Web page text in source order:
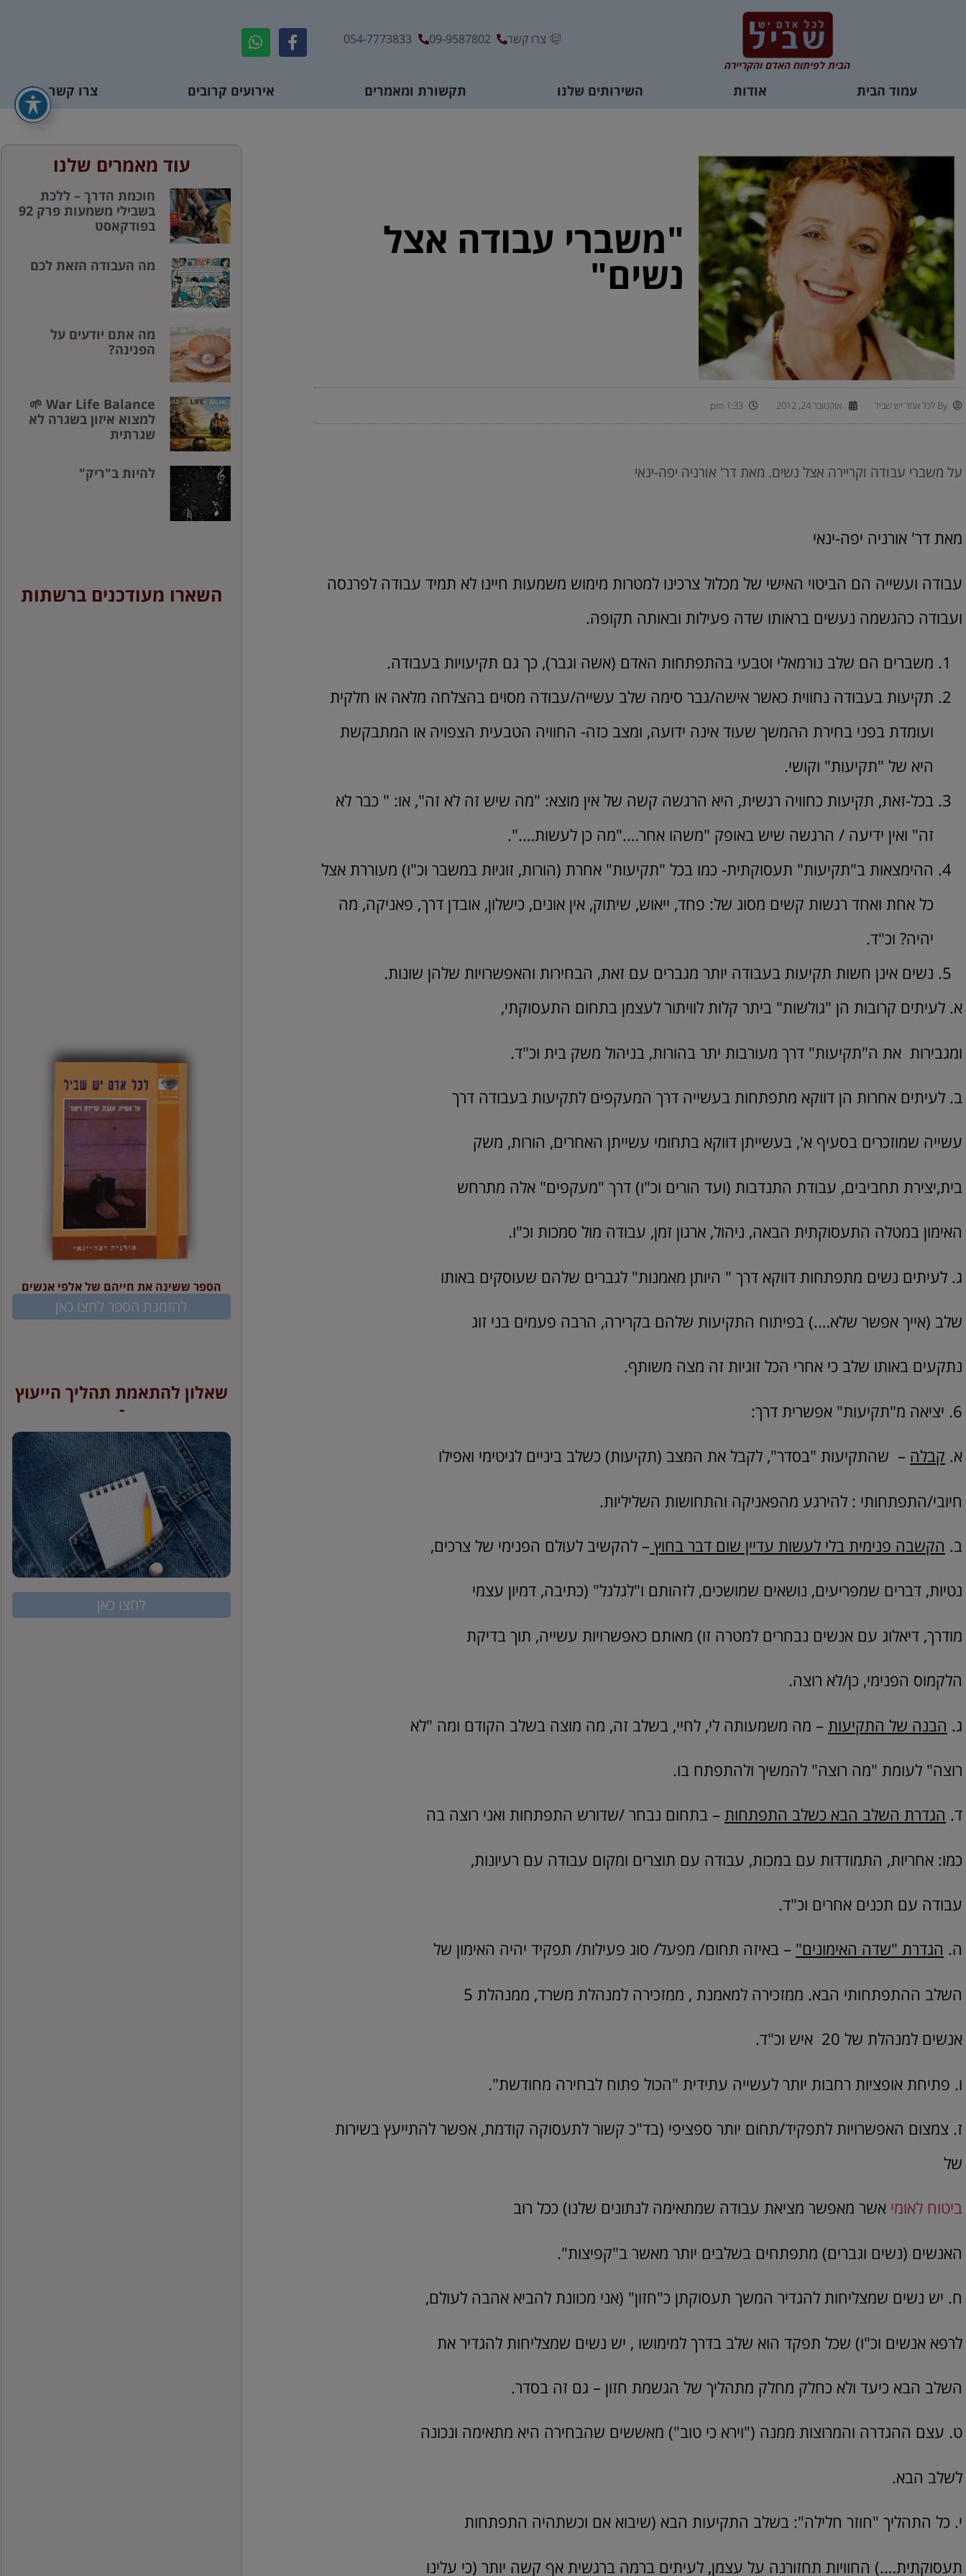
הבית לפיתוח האדם והקריירה
צרו קשר 09-9587802
054-7773833
עמוד הבית אודות השירותים שלנו תקשורת ומאמרים אירועים קרובים צרו קשר
"משברי עבודה אצל
נשים"
By לכל אתר יש שביל אוקטובר 24, 2012 1:33 pm
על משברי עבודה וקריירה אצל נשים. מאת דר' אורניה יפה-ינאי
מאת דר' אורניה יפה-ינאי
עבודה ועשייה הם הביטוי האישי של מכלול צרכינו למטרות מימוש משמעות חיינו לא תמיד עבודה לפרנסה
ועבודה כהגשמה נעשים בראותו שדה פעילות ובאותה תקופה.
משברים הם שלב נורמאלי וטבעי בהתפתחות האדם (אשה וגבר), כך גם תקיעויות בעבודה.
תקיעות בעבודה נחווית כאשר אישה/גבר סימה שלב עשייה/עבודה מסוים בהצלחה מלאה או חלקית
ועומדת בפני בחירת ההמשך שעוד אינה ידועה, ומצב כזה- החוויה הטבעית הצפויה או המתבקשת
היא של "תקיעות" וקושי.
בכל-זאת, תקיעות כחוויה רגשית, היא הרגשה קשה של אין מוצא: "מה שיש זה לא זה", או: " כבר לא
זה" ואין ידיעה / הרגשה שיש באופק "משהו אחר…."מה כן לעשות….".
ההימצאות ב"תקיעות" תעסוקתית- כמו בכל "תקיעות" אחרת (הורות, זוגיות במשבר וכ"ו) מעוררת אצל
כל אחת ואחד רגשות קשים מסוג של: פחד, ייאוש, שיתוק, אין אונים, כישלון, אובדן דרך, פאניקה, מה
יהיה? וכ"ד.
נשים אינן חשות תקיעות בעבודה יותר מגברים עם זאת, הבחירות והאפשרויות שלהן שונות.
א. לעיתים קרובות הן "גולשות" ביתר קלות לוויתור לעצמן בתחום התעסוקתי,
ומגבירות את ה"תקיעות" דרך מעורבות יתר בהורות, בניהול משק בית וכ"ד.
ב. לעיתים אחרות הן דווקא מתפתחות בעשייה דרך המעקפים לתקיעות בעבודה דרך
עשייה שמוזכרים בסעיף א', בעשייתן דווקא בתחומי עשייתן האחרים, הורות, משק
בית,יצירת תחביבים, עבודת התנדבות (ועד הורים וכ"ו) דרך "מעקפים" אלה מתרחש
האימון במטלה התעסוקתית הבאה, ניהול, ארגון זמן, עבודה מול סמכות וכ"ו.
ג. לעיתים נשים מתפתחות דווקא דרך " היותן מאמנות" לגברים שלהם שעוסקים באותו
שלב (אייך אפשר שלא….) בפיתוח התקיעות שלהם בקרירה, הרבה פעמים בני זוג
נתקעים באותו שלב כי אחרי הכל זוגיות זה מצה משותף.
6. יציאה מ"תקיעות" אפשרית דרך:
א. קבלה – שהתקיעות "בסדר", לקבל את המצב (תקיעות) כשלב ביניים לגיטימי ואפילו
חיובי/התפתחותי : להירגע מהפאניקה והתחושות השליליות.
ב. הקשבה פנימית בלי לעשות עדיין שום דבר בחוץ – להקשיב לעולם הפנימי של צרכים,
נטיות, דברים שמפריעים, נושאים שמושכים, לזהותם ו"לגלגל" (כתיבה, דמיון עצמי
מודרך, דיאלוג עם אנשים נבחרים למטרה זו) מאותם כאפשרויות עשייה, תוך בדיקת
הלקמוס הפנימי, כן/לא רוצה.
ג. הבנה של התקיעות – מה משמעותה לי, לחיי, בשלב זה, מה מוצה בשלב הקודם ומה "לא
רוצה" לעומת "מה רוצה" להמשיך ולהתפתח בו.
ד. הגדרת השלב הבא כשלב התפתחות – בתחום נבחר /שדורש התפתחות ואני רוצה בה
כמו: אחריות, התמודדות עם במכות, עבודה עם תוצרים ומקום עבודה עם רעיונות,
עבודה עם תכנים אחרים וכ"ד.
ה. הגדרת "שדה האימונים" – באיזה תחום/ מפעל/ סוג פעילות/ תפקיד יהיה האימון של
השלב ההתפתחותי הבא. ממזכירה למאמנת , ממזכירה למנהלת משרד, ממנהלת 5
אנשים למנהלת של 20 איש וכ"ד.
ו. פתיחת אופציות רחבות יותר לעשייה עתידית "הכול פתוח לבחירה מחודשת".
ז. צמצום האפשרויות לתפקיד/תחום יותר ספציפי (בד"כ קשור לתעסוקה קודמת, אפשר להתייעץ בשירות
של
ביטוח לאומי אשר מאפשר מציאת עבודה שמתאימה לנתונים שלנו) ככל רוב
האנשים (נשים וגברים) מתפתחים בשלבים יותר מאשר ב"קפיצות".
ח. יש נשים שמצליחות להגדיר המשך תעסוקתן כ"חזון" (אני מכוונת להביא אהבה לעולם,
לרפא אנשים וכ"ו) שכל תפקד הוא שלב בדרך למימושו , יש נשים שמצליחות להגדיר את
השלב הבא כיעד ולא כחלק מחלק מתהליך של הגשמת חזון – גם זה בסדר.
ט. עצם ההגדרה והמרוצות ממנה ("וירא כי טוב") מאששים שהבחירה היא מתאימה ונכונה
לשלב הבא.
י. כל התהליך "חוזר חלילה": בשלב התקיעות הבא (שיבוא אם וכשתהיה התפתחות
תעסוקתית….) החוויות תחזורנה על עצמן, לעיתים ברמה ברגשית אף קשה יותר (כי עלינו
עוד מאמרים שלנו
חוכמת הדרך – ללכת
בשבילי משמעות פרק 92
בפודקאסט
מה העבודה הזאת לכם
מה אתם יודעים על
הפנינה?
War Life Balance 🌱
למצוא איזון בשגרה לא
שגרתית
להיות ב"ריק"
השארו מעודכנים ברשתות
הספר ששינה את חייהם של אלפי אנשים
להזמנת הספר לחצו כאן
שאלון להתאמת תהליך הייעוץ
-
לחצו כאן